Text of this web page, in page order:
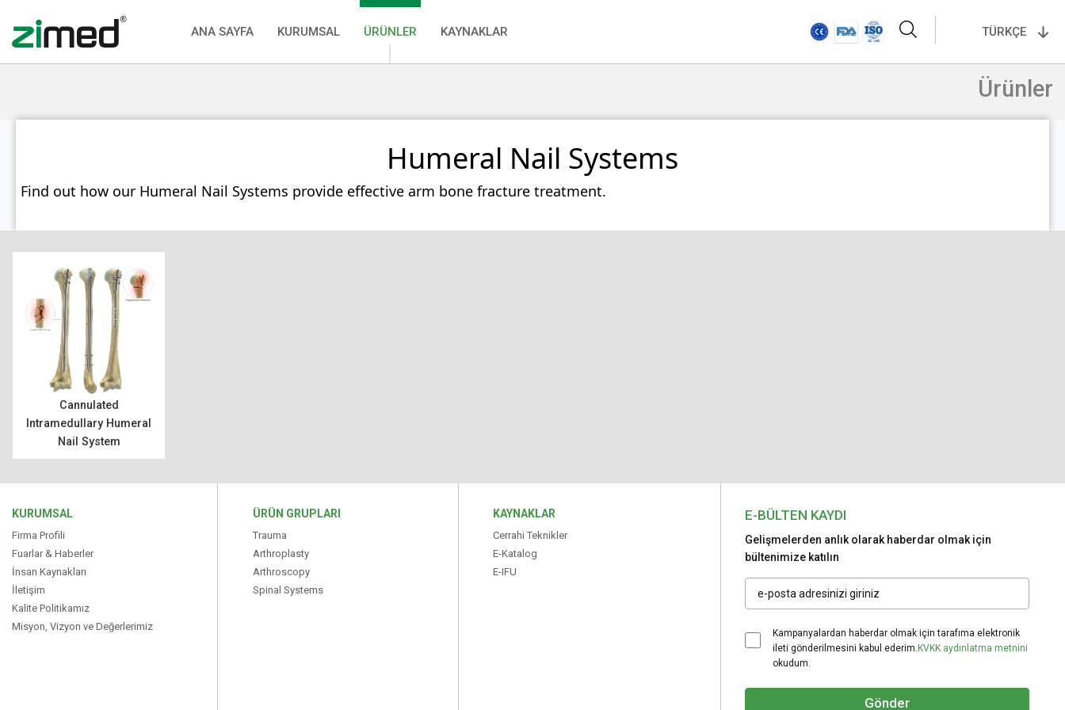
ANA SAYFA KURUMSAL ÜRÜNLER KAYNAKLAR TÜRKÇE
Ürünler
Humeral Nail Systems
Find out how our Humeral Nail Systems provide effective arm bone fracture treatment.
Cannulated
Intramedullary Humeral
Nail System
KURUMSAL
Firma Profili
Fuarlar & Haberler
İnsan Kaynakları
İletişim
Kalite Politikamız
Misyon, Vizyon ve Değerlerimiz
ÜRÜN GRUPLARI
Trauma
Arthroplasty
Arthroscopy
Spinal Systems
KAYNAKLAR
Cerrahi Teknikler
E-Katalog
E-IFU
E-BÜLTEN KAYDI
Gelişmelerden anlık olarak haberdar olmak için
bültenimize katılın
Kampanyalardan haberdar olmak için tarafıma elektronik
ileti gönderilmesini kabul ederim. KVKK aydınlatma metnini
okudum.
Gönder